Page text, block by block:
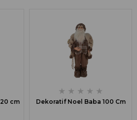
Dekoratif Kızaklı Geyik 20 cm
★ ★ ★ ★ ★
Dekoratif Noel Baba 100 Cm